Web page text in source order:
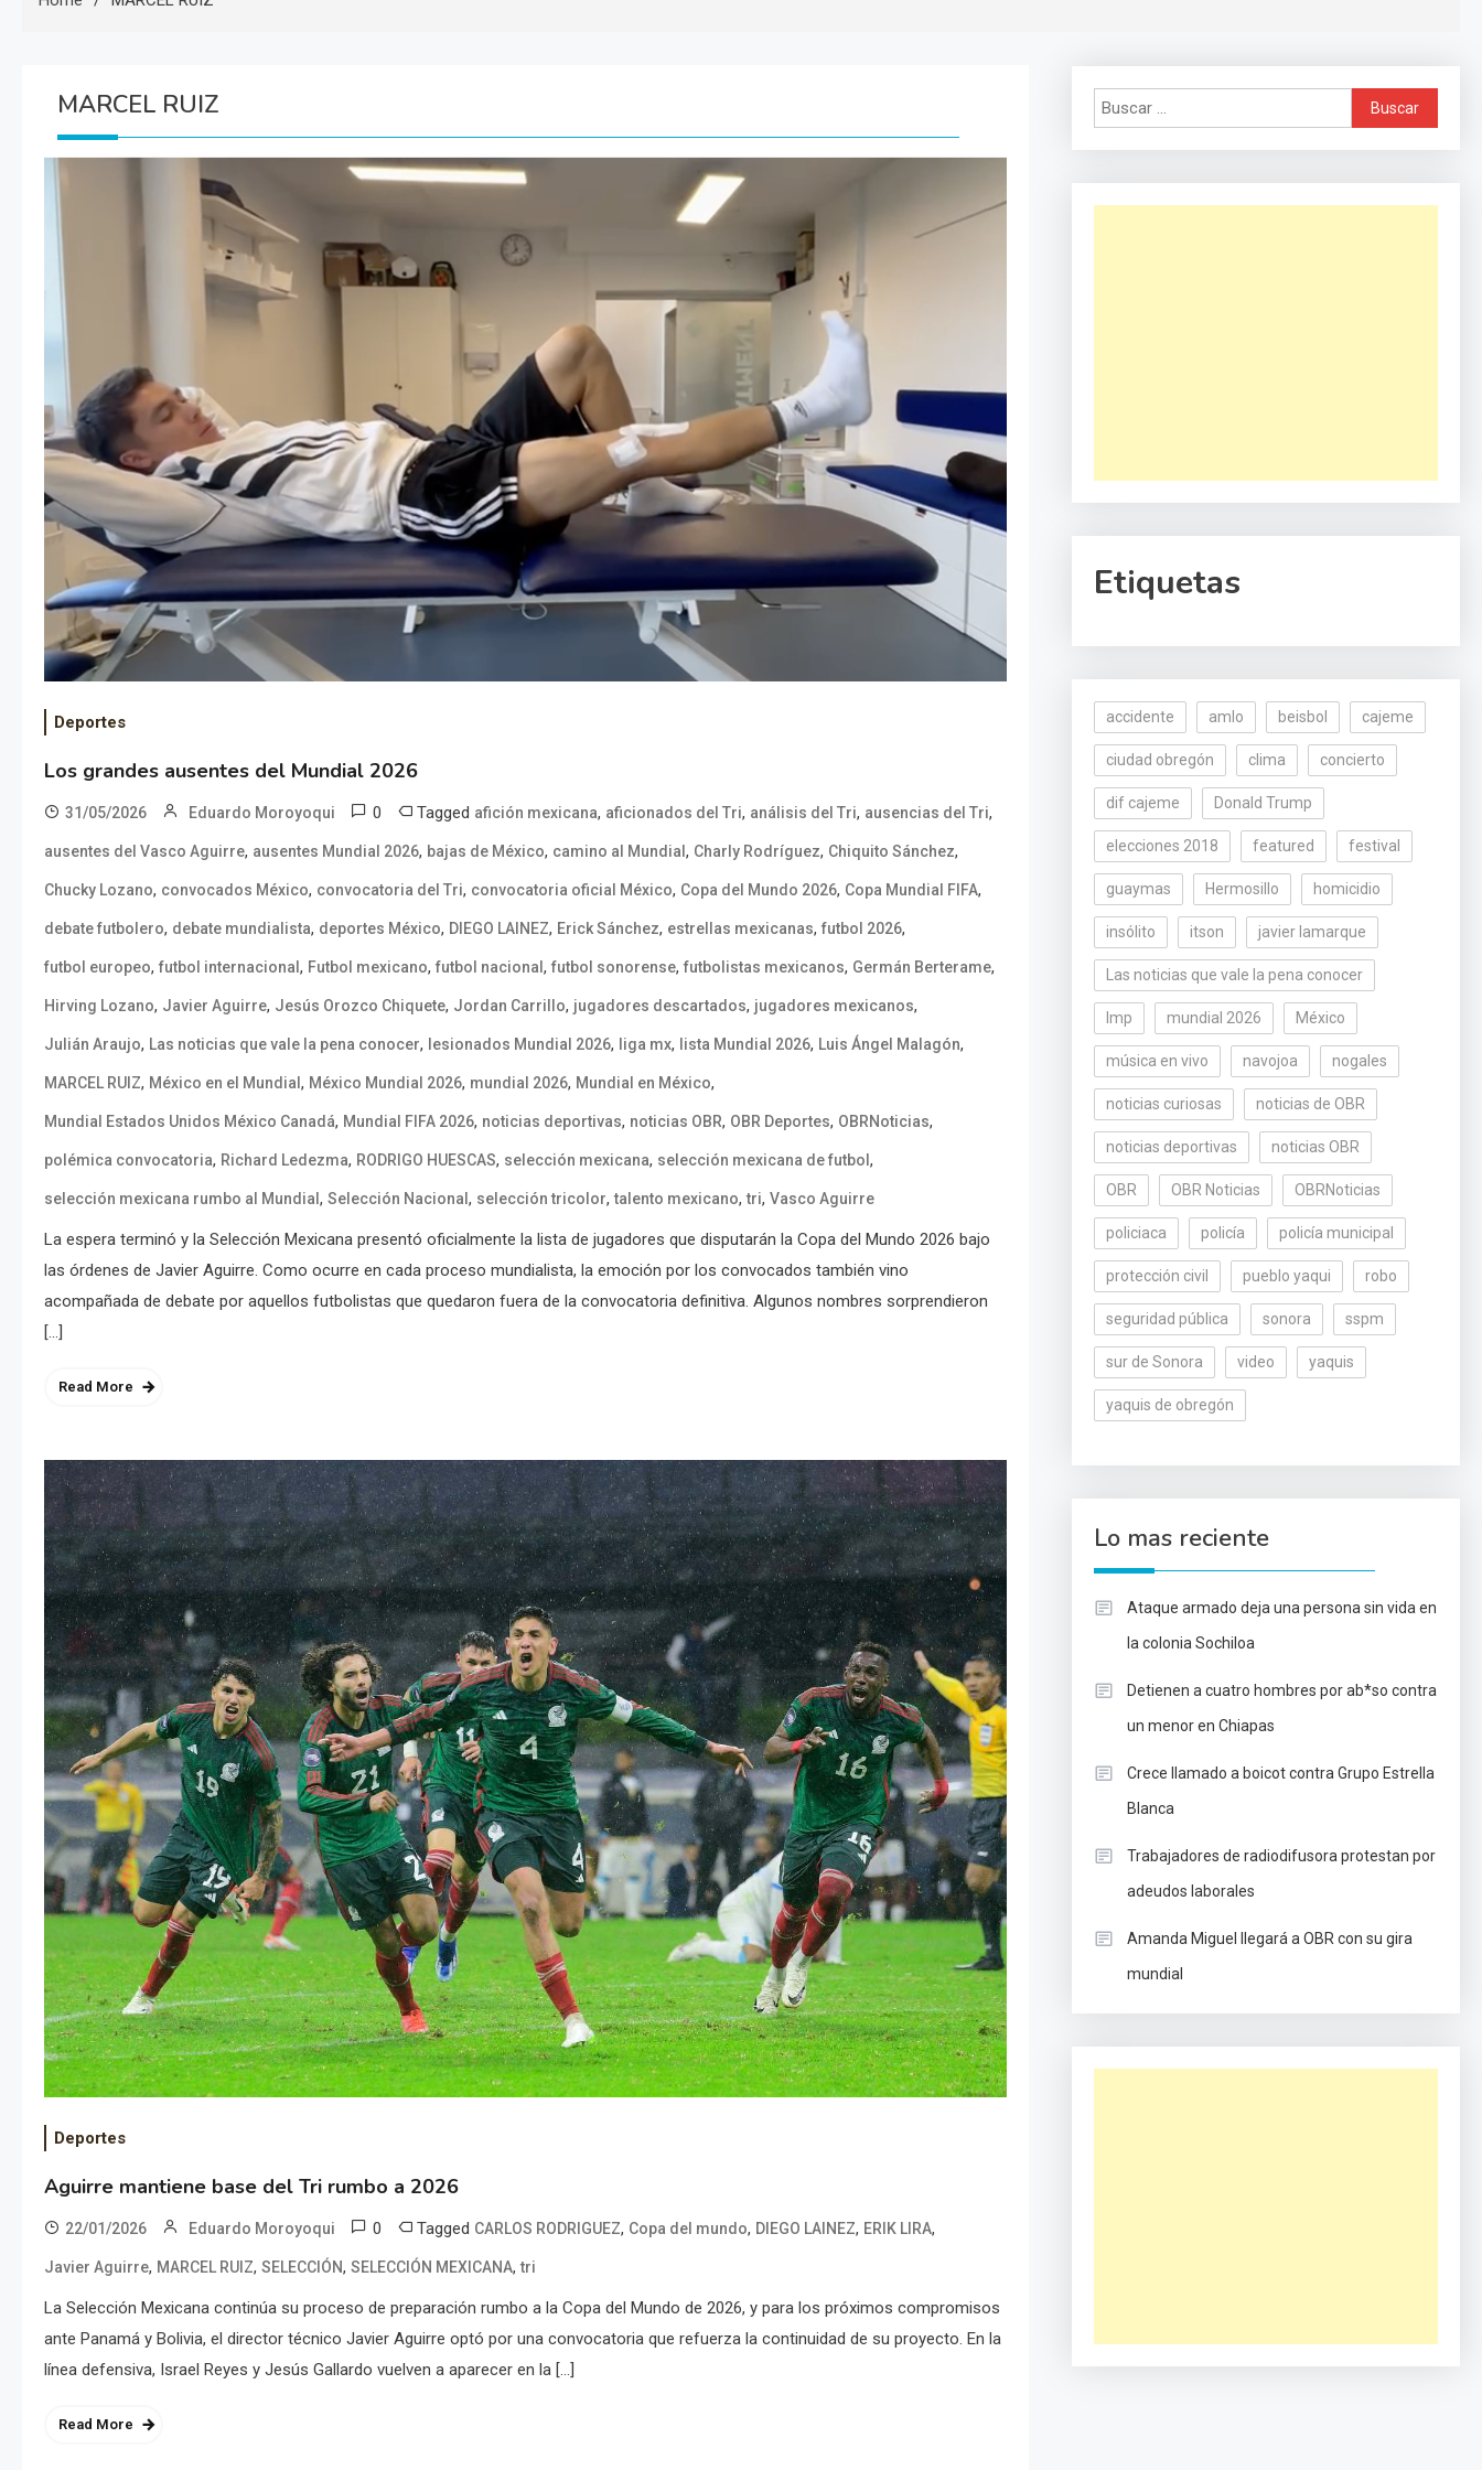
MARCEL RUIZ
Deportes
Los grandes ausentes del Mundial 2026
31/05/2026 Eduardo Moroyoqui 0 Tagged afición mexicana, aficionados del Tri, análisis del Tri, ausencias del Tri,
ausentes del Vasco Aguirre, ausentes Mundial 2026, bajas de México, camino al Mundial , Charly Rodríguez, Chiquito Sánchez,
Chucky Lozano, convocados México, convocatoria del Tri, convocatoria oficial México, Copa del Mundo 2026, Copa Mundial FIFA,
debate futbolero, debate mundialista, deportes México, DIEGO LAINEZ, Erick Sánchez, estrellas mexicanas, futbol 2026,
futbol europeo, futbol internacional , Futbol mexicano, futbol nacional , futbol sonorense, futbolistas mexicanos, Germán Berterame,
Hirving Lozano, Javier Aguirre, Jesús Orozco Chiquete, Jordan Carrillo, jugadores descartados, jugadores mexicanos,
Julián Araujo, Las noticias que vale la pena conocer, lesionados Mundial 2026, liga mx, lista Mundial 2026, Luis Ángel Malagón,
MARCEL RUIZ, México en el Mundial , México Mundial 2026, mundial 2026, Mundial en México,
Mundial Estados Unidos México Canadá, Mundial FIFA 2026, noticias deportivas, noticias OBR, OBR Deportes, OBRNoticias,
polémica convocatoria, Richard Ledezma, RODRIGO HUESCAS, selección mexicana, selección mexicana de futbol ,
selección mexicana rumbo al Mundial , Selección Nacional , selección tricolor,talento mexicano,tri, Vasco Aguirre
La espera terminó y la Selección Mexicana presentó oficialmente la lista de jugadores que disputarán la Copa del Mundo 2026 bajo
las órdenes de Javier Aguirre. Como ocurre en cada proceso mundialista, la emoción por los convocados también vino
acompañada de debate por aquellos futbolistas que quedaron fuera de la convocatoria definitiva. Algunos nombres sorprendieron
[…]
Read More
Deportes
Aguirre mantiene base del Tri rumbo a 2026
22/01/2026 Eduardo Moroyoqui 0 Tagged CARLOS RODRIGUEZ, Copa del mundo, DIEGO LAINEZ, ERIK LIRA,
Javier Aguirre, MARCEL RUIZ, SELECCIÓN, SELECCIÓN MEXICANA,tri
La Selección Mexicana continúa su proceso de preparación rumbo a la Copa del Mundo de 2026, y para los próximos compromisos
ante Panamá y Bolivia, el director técnico Javier Aguirre optó por una convocatoria que refuerza la continuidad de su proyecto. En la
línea defensiva, Israel Reyes y Jesús Gallardo vuelven a aparecer en la […]
Read More
Buscar:
Etiquetas
accidente amlo beisbol cajeme
ciudad obregón clima concierto
dif cajeme Donald Trump
elecciones 2018 featured festival
guaymas Hermosillo homicidio
insólito itson javier lamarque
Las noticias que vale la pena conocer
lmp mundial 2026 México
música en vivo navojoa nogales
noticias curiosas noticias de OBR
noticias deportivas noticias OBR
OBR OBR Noticias OBRNoticias
policiaca policía policía municipal
protección civil pueblo yaqui robo
seguridad pública sonora sspm
sur de Sonora video yaquis
yaquis de obregón
Lo mas reciente
Ataque armado deja una persona sin vida en
la colonia Sochiloa
Detienen a cuatro hombres por ab*so contra
un menor en Chiapas
Crece llamado a boicot contra Grupo Estrella
Blanca
Trabajadores de radiodifusora protestan por
adeudos laborales
Amanda Miguel llegará a OBR con su gira
mundial